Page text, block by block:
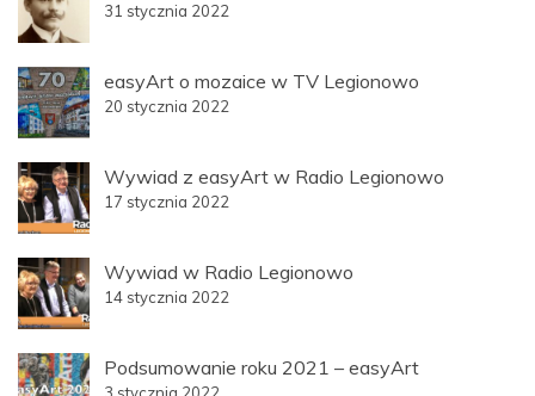
31 stycznia 2022
easyArt o mozaice w TV Legionowo
20 stycznia 2022
Wywiad z easyArt w Radio Legionowo
17 stycznia 2022
Wywiad w Radio Legionowo
14 stycznia 2022
Podsumowanie roku 2021 – easyArt